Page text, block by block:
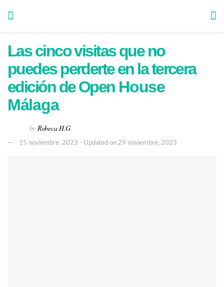
Las cinco visitas que no
puedes perderte en la tercera
edición de Open House
Málaga
by Rebeca H.G
15 noviembre, 2023 - Updated on 29 noviembre, 2023